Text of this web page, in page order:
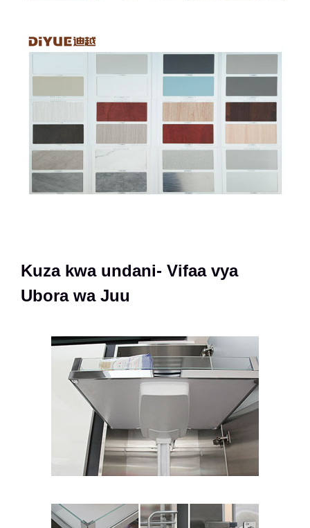
Kuza kwa undani- Vifaa vya
Ubora wa Juu